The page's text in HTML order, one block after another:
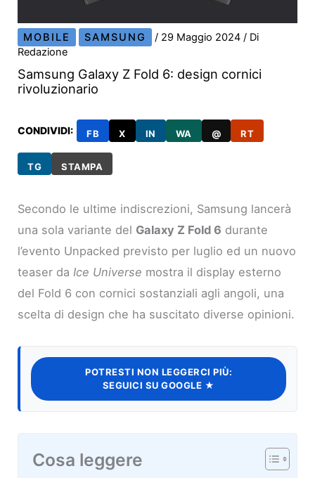
MOBILE SAMSUNG / 29 Maggio 2024/ Di
Redazione
Samsung Galaxy Z Fold 6: design cornici
rivoluzionario
CONDIVIDI: FB X IN WA @ RT
TG STAMPA
Secondo le ultime indiscrezioni, Samsung lancerà
una sola variante del Galaxy Z Fold 6 durante
l’evento Unpacked previsto per luglio ed un nuovo
teaser da Ice Universe mostra il display esterno
del Fold 6 con cornici sostanziali agli angoli, una
scelta di design che ha suscitato diverse opinioni.
POTRESTI NON LEGGERCI PIÙ:
SEGUICI SU GOOGLE ★
Cosa leggere